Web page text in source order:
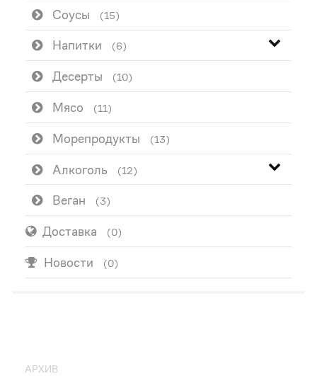
Соусы (15)
Напитки (6)
Десерты (10)
Мясо (11)
Морепродукты (13)
Алкоголь (12)
Веган (3)
Доставка (0)
Новости (0)
АРХИВ